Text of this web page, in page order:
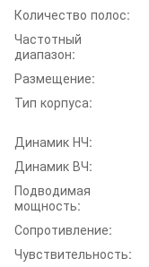
Количество полос:
Частотный
диапазон:
Размещение:
Тип корпуса:
Динамик НЧ:
Динамик ВЧ:
Подводимая
мощность:
Сопротивление:
Чувствительность: